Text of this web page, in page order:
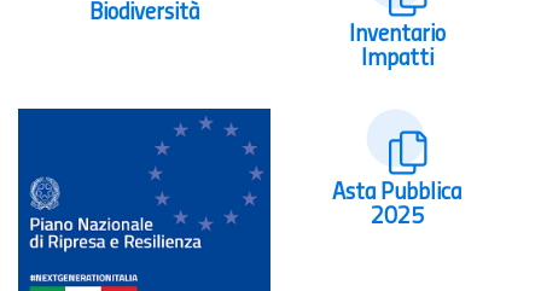
Biodiversità
Inventario
Impatti
Asta Pubblica
2025